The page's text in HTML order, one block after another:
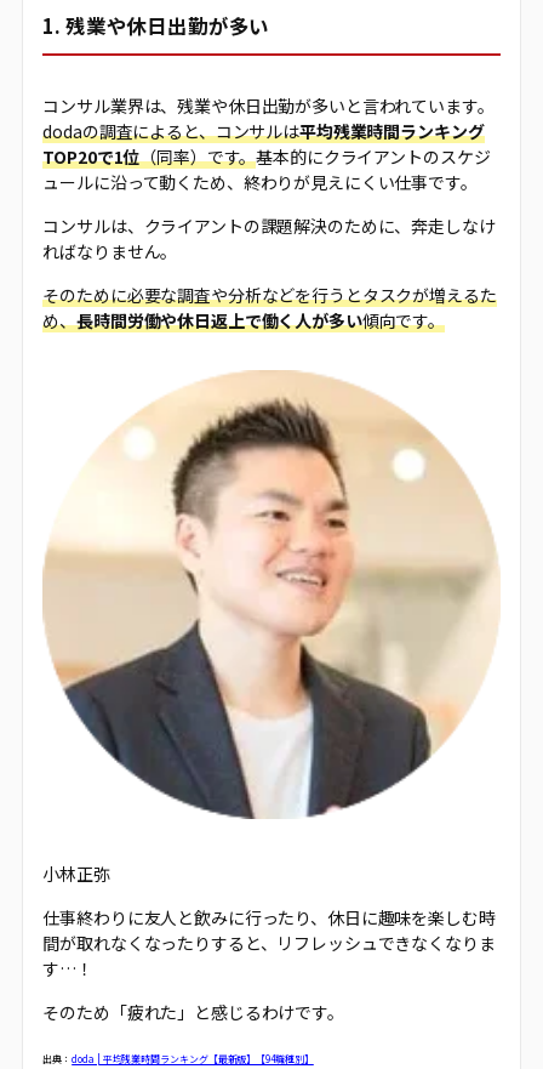
1. 残業や休日出勤が多い
コンサル業界は、残業や休日出勤が多いと言われています。
dodaの調査によると、コンサルは平均残業時間ランキング
TOP20で1位（同率）です。基本的にクライアントのスケジ
ュールに沿って動くため、終わりが見えにくい仕事です。
コンサルは、クライアントの課題解決のために、奔走しなけ
ればなりません。
そのために必要な調査や分析などを行うとタスクが増えるた
め、長時間労働や休日返上で働く人が多い傾向です。
小林正弥
仕事終わりに友人と飲みに行ったり、休日に趣味を楽しむ時
間が取れなくなったりすると、リフレッシュできなくなりま
す…！
そのため「疲れた」と感じるわけです。
出典：doda | 平均残業時間ランキング【最新版】【94職種別】